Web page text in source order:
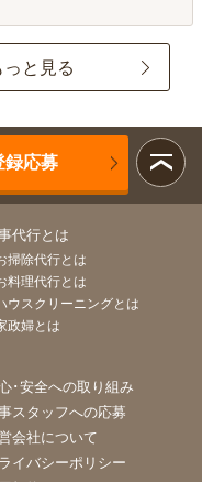
と見る
録応募
代行とは
掃除代行とは
料理代行とは
ウスクリーニングとは
政婦とは
･安全への取り組み
スタッフへの応募
会社について
イバシーポリシー